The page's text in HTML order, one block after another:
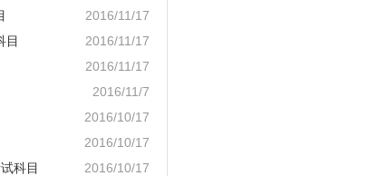
2016/11/17
2016/11/17
目
2016/11/17
2016/11/7
2016/10/17
2016/10/17
2016/10/17
科目